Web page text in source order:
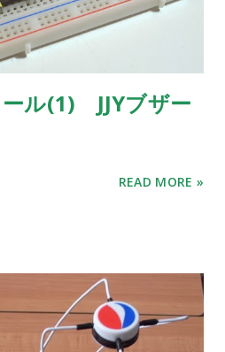
ル(1) JJYブザー
READ MORE »